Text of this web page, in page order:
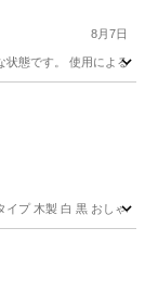
8月7日
態です。 使用によるス
プ 木製 白 黒 おしゃ